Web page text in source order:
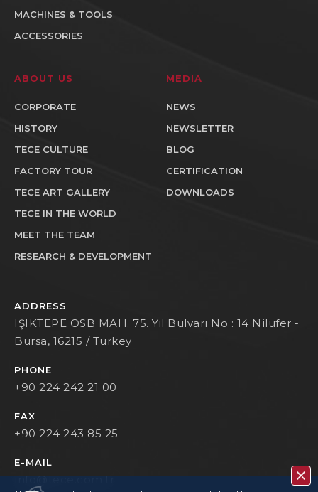
MACHINES & TOOLS
ACCESSORIES
ABOUT US
CORPORATE
HISTORY
TECE CULTURE
FACTORY TOUR
TECE ART GALLERY
TECE IN THE WORLD
MEET THE TEAM
RESEARCH & DEVELOPMENT
MEDIA
NEWS
NEWSLETTER
BLOG
CERTIFICATION
DOWNLOADS
ADDRESS
IŞIKTEPE OSB MAH. 75. Yıl Bulvarı No : 14 Nilufer -
Bursa, 16215 / Turkey
PHONE
+90 224 242 21 00
FAX
+90 224 243 85 25
E-MAIL
info@tece.com.tr